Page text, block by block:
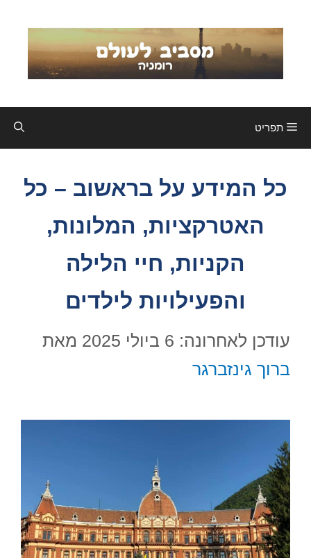
תפריט
כל המידע על בראשוב – כל
האטרקציות, המלונות,
הקניות, חיי הלילה
והפעילויות לילדים
עודכן לאחרונה: 6 ביולי 2025
מאת
ברוך גינזברגר